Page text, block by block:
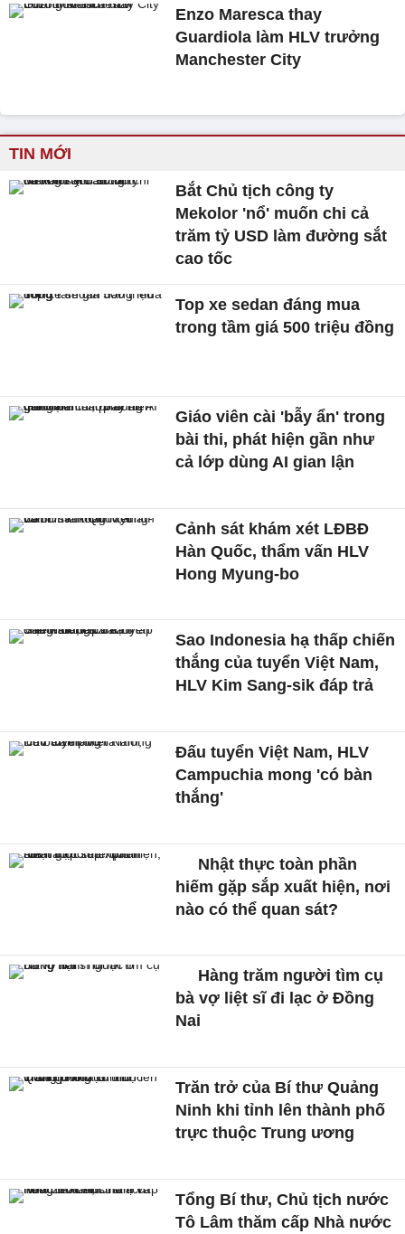
Enzo Maresca thay
Guardiola làm HLV trưởng
Manchester City
TIN MỚI
Bắt Chủ tịch công ty
Mekolor 'nổ' muốn chi cả
trăm tỷ USD làm đường sắt
cao tốc
Top xe sedan đáng mua
trong tầm giá 500 triệu đồng
Giáo viên cài 'bẫy ẩn' trong
bài thi, phát hiện gần như
cả lớp dùng AI gian lận
Cảnh sát khám xét LĐBĐ
Hàn Quốc, thẩm vấn HLV
Hong Myung-bo
Sao Indonesia hạ thấp chiến
thắng của tuyển Việt Nam,
HLV Kim Sang-sik đáp trả
Đấu tuyển Việt Nam, HLV
Campuchia mong 'có bàn
thắng'
Nhật thực toàn phần
hiếm gặp sắp xuất hiện, nơi
nào có thể quan sát?
Hàng trăm người tìm cụ
bà vợ liệt sĩ đi lạc ở Đồng
Nai
Trăn trở của Bí thư Quảng
Ninh khi tỉnh lên thành phố
trực thuộc Trung ương
Tổng Bí thư, Chủ tịch nước
Tô Lâm thăm cấp Nhà nước